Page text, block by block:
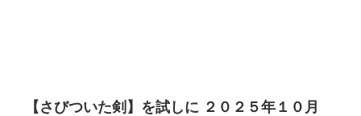
【さびついた剣】を試しに ２０２５年１０月